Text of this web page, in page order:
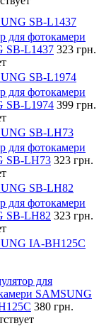
SB-L1437
для фотокамери
SB-L1437 323 грн.
SB-L1974
для фотокамери
SB-L1974 399 грн.
SB-LH73
для фотокамери
SB-LH73 323 грн.
SB-LH82
для фотокамери
SB-LH82 323 грн.
IA-BH125C
для
SAMSUNG
380 грн.